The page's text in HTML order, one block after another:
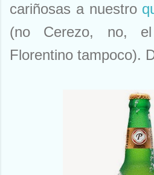
cariñosas a nuestro
(no Cerezo, no,
Florentino tampoco).